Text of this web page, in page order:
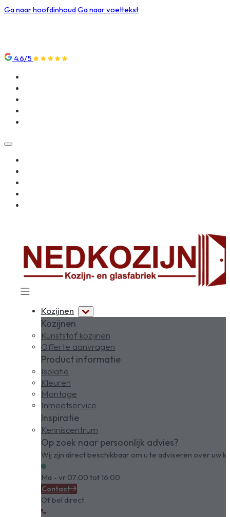
Ga naar hoofdinhoudGa naar voettekst
4.6/5
Kozijnen
Kozijnen
Kunststof kozijnen
Offerte aanvragen
Product informatie
Isolatie
Kleuren
Montage
Inmeetservice
Inspiratie
Kenniscentrum
Op zoek naar persoonlijk advies?
Wij zijn direct beschikbaar om u te adviseren over uw
Ma - vr 07:00 tot 16:00
Contact
Of bel direct